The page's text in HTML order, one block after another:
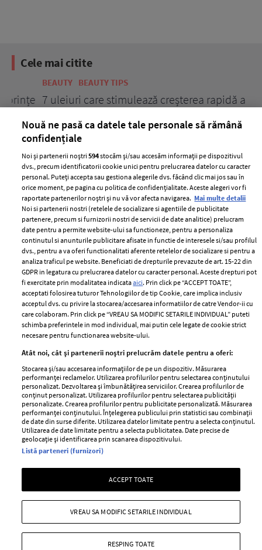
Cele mai citite
BEAUTY TIPS
7 uleiuri care stimulează creșterea rapidă a
ELLE Style Awards
2024
Despre ELLE
Romania
Contact
Abonamente
Termeni si conditii
Politica de
confidențialitate
Politica de cookies
Publicitate
GSP
Unica
Baby
Retete
femei
Viva
Avantaje
Retete practice
Pariază responsabil! Decizia ONJN nr. 821/25.09.2025.
Jocurile de noroc sunt interzise minorilor.
Copyright © 2026 Ringier Romania SRL
Nouă ne pasă ca datele tale personale să rămână
confidențiale
Noi și partenerii noștri594stocăm și/sau accesăm informații pe dispozitivul
dvs., precum identificatorii cookie unici pentru prelucrarea datelor cu caracter
personal. Puteți accepta sau gestiona alegerile dvs. făcând clic mai jos sau în
orice moment, pe pagina cu politica de confidențialitate. Aceste alegeri vor fi
raportate partenerilor noștri și nu vă vor afecta navigarea. Mai multe detalii
Noi si partenerii nostri (retelele de socializare si agentiile de publicitate
partenere, precum si furnizorii nostri de servicii de date analitice) prelucram
date pentru a permite website-ului sa functioneze, pentru a personaliza
continutul si anunturile publicitare afisate in functie de interesele si/sau profilul
dvs., pentru a va oferi functionalitati aferente retelelor de socializare si pentru a
analiza traficul pe website. Beneficiati de drepturile prevazute de art. 15-22 din
GDPR in legatura cu prelucrarea datelor cu caracter personal. Aceste drepturi pot
fi exercitate prin modalitatea indicataaici. Prin click pe “ACCEPT TOATE”,
acceptati folosirea tuturor Tehnologiilor de tip Cookie, care implica inclusiv
acceptul dvs. cu privire la stocarea/accesarea informatiilor de catre Vendor-ii cu
care colaboram. Prin click pe “VREAU SA MODIFIC SETARILE INDIVIDUAL” puteti
schimba preferintele in mod individual, mai putin cele legate de cookie strict
necesare pentru functionarea website-ului.
Atât noi, cât și partenerii noștri prelucrăm datele pentru a oferi:
Stocarea și/sau accesarea informațiilor de pe un dispozitiv. Măsurarea
performanței reclamelor. Utilizarea profilurilor pentru selectarea conținutului
personalizat. Dezvoltarea și îmbunătățirea serviciilor. Crearea profilurilor de
conținut personalizat. Utilizarea profilurilor pentru selectarea publicității
personalizate. Crearea profilurilor pentru publicitate personalizată. Măsurarea
performanței conținutului. Înțelegerea publicului prin statistici sau combinații
de date din surse diferite. Utilizarea datelor limitate pentru a selecta conținutul.
Utilizarea de date limitate pentru a selecta publicitatea. Date precise de
geolocație și identificarea prin scanarea dispozitivului.
Listă parteneri (furnizori)
ACCEPT TOATE
RESPING TOATE
VREAU SA MODIFIC SETARILE INDIVIDUAL